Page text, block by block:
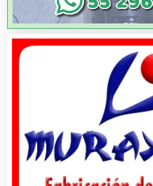
Artículos Importados
Artículos para el Hogar
Artículos para Regalos